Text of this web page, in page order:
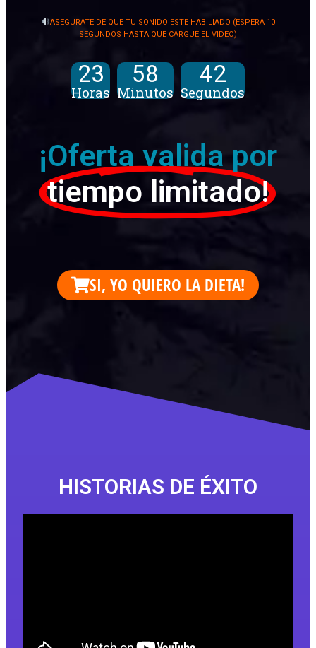
ASEGURATE DE QUE TU SONIDO ESTE HABILIADO (ESPERA 10
SEGUNDOS HASTA QUE CARGUE EL VIDEO)
23
Horas
58
Minutos
41
Segundos
¡Oferta valida por
tiempo limitado!
SI, YO QUIERO LA DIETA!
HISTORIAS DE ÉXITO